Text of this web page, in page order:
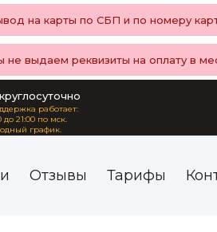
на карты по СБП и по номеру
не выдаем реквизиты на оплату в
круглосуточно
работает:
21:00 по мск.
график.
Отзывы Тарифы